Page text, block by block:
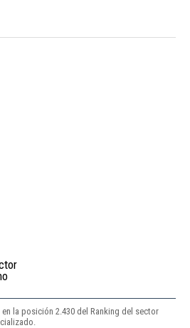
la posición 2.430 del Ranking del sector